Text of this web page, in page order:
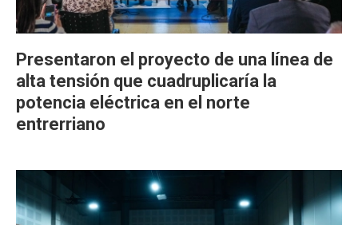
Presentaron el proyecto de una línea de
alta tensión que cuadruplicaría la
potencia eléctrica en el norte
entrerriano